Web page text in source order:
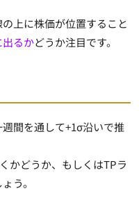
上に株価が位置すること
るかどうか注目です。
間を通して+1σ沿いで推
かどうか、もしくはTPラ
う。